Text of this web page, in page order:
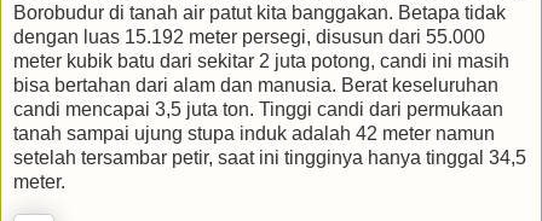
Borobudur di tanah air patut kita banggakan. Betapa tidak
dengan luas 15.192 meter persegi, disusun dari 55.000
meter kubik batu dari sekitar 2 juta potong, candi ini masih
bisa bertahan dari alam dan manusia. Berat keseluruhan
candi mencapai 3,5 juta ton. Tinggi candi dari permukaan
tanah sampai ujung stupa induk adalah 42 meter namun
setelah tersambar petir, saat ini tingginya hanya tinggal 34,5
meter.